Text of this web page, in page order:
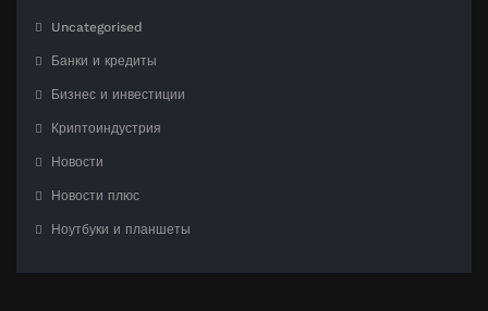
Uncategorised
Банки и кредиты
Бизнес и инвестиции
Криптоиндустрия
Новости
Новости плюс
Ноутбуки и планшеты